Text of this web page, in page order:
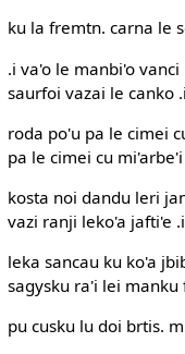
ku la fremtn. carna le
.i va'o le manbi'o
saurfoi vazai le canko .i
roda po'u pa le cimei
pa le cimei cu
kosta noi dandu leri
vazi ranji leko'a jafti'e
leka sancau ku ko'a
sagysku ra'i lei manku
pu cusku lu doi brtis.